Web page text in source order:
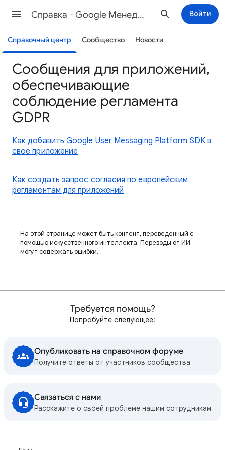
Cправка - Google Менеджер рекламы Войти
Справочный центр Сообщество Новости
Сообщения для приложений,
обеспечивающие
соблюдение регламента
GDPR
Как добавить Google User Messaging Platform SDK в
свое приложение
Как создать запрос согласия по европейским
регламентам для приложений
На этой странице может быть контент, переведенный с
помощью искусственного интеллекта. Переводы от ИИ
могут содержать ошибки.
Требуется помощь?
Попробуйте следующее:
Опубликовать на справочном форуме
Получите ответы от участников сообщества
Связаться с нами
Расскажите о своей проблеме нашим сотрудникам